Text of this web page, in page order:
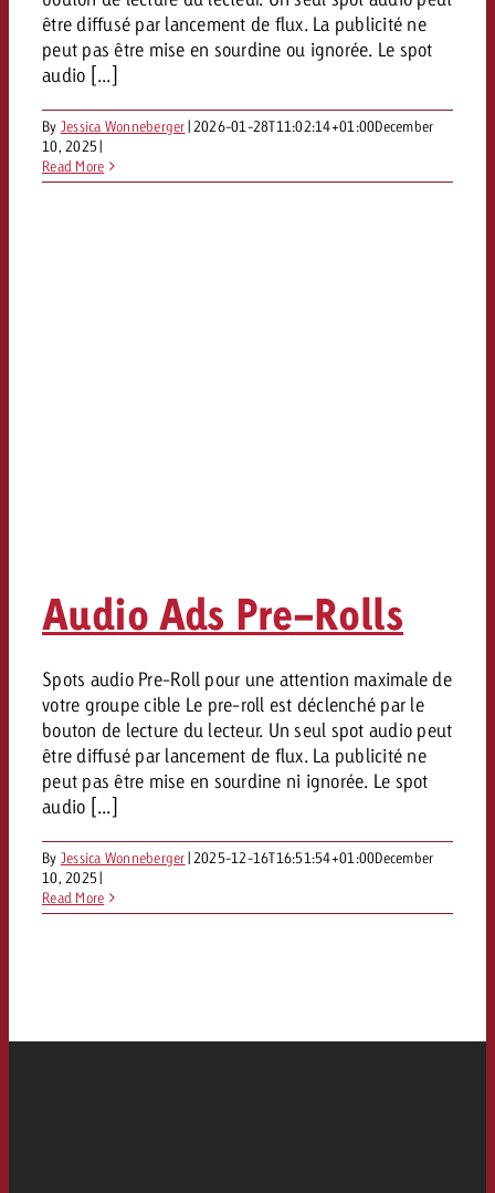
être diffusé par lancement de flux. La publicité ne
peut pas être mise en sourdine ou ignorée. Le spot
audio [...]
By Jessica Wonneberger| 2026-01-28T11:02:14+01:00December
10, 2025|
Read More
Audio Ads Pre-Rolls
Spots audio Pre-Roll pour une attention maximale de
votre groupe cible Le pre-roll est déclenché par le
bouton de lecture du lecteur. Un seul spot audio peut
être diffusé par lancement de flux. La publicité ne
peut pas être mise en sourdine ni ignorée. Le spot
audio [...]
By Jessica Wonneberger| 2025-12-16T16:51:54+01:00December
10, 2025|
Read More